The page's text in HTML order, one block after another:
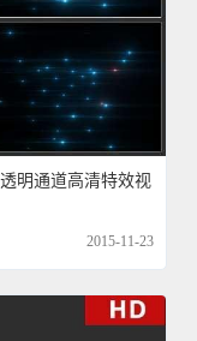
明通道高清特效视
2015-11-23